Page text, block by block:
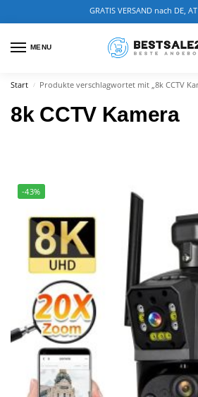
GRATIS VERSAND nach DE,
MENU
Start / Produkte verschlagwortet mit „8k CCTV
8k CCTV Kamera
-43%